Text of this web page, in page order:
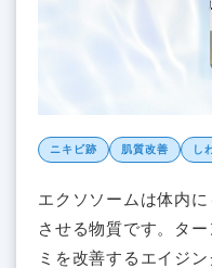
ニキビ跡 肌質改善 し
エクソソームは体内
させる物質です。タ
ミを改善するエイジ